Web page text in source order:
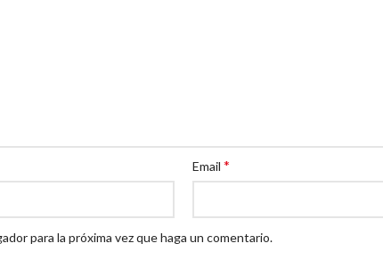
Email *
para la próxima vez que haga un comentario.